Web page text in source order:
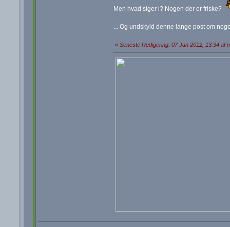
Men hvad siger i? Nogen der er friske?
... Og undskyld denne lange post om
« Seneste Redigering: 07 Jan 2012, 13:34 af